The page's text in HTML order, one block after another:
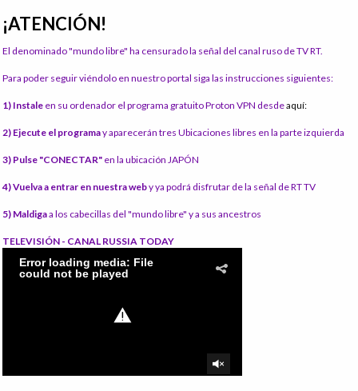
¡ATENCIÓN!
El denominado "mundo libre" ha censurado la señal del canal ruso de TV RT.
Para poder seguir viéndolo en nuestro portal siga las instrucciones siguientes:
1) Instale en su ordenador el programa gratuito Proton VPN desdeaquí:
2) Ejecute el programay aparecerán tres Ubicaciones libres en la parte izquierda
3) Pulse "CONECTAR" en la ubicación JAPÓN
4) Vuelva a entrar en nuestra weby ya podrá disfrutar de la señal de RT TV
5) Maldigaa los cabecillas del "mundo libre" y a sus ancestros
TELEVISIÓN - CANAL RUSSIA TODAY